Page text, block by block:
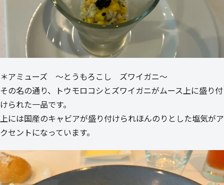
＊アミューズ ～とうもろこし ズワイガニ～
その名の通り、トウモロコシとズワイガニがムース上に盛り付
けられた一品です。
上には国産のキャビアが盛り付けられほんのりとした塩気がア
クセントになっています。